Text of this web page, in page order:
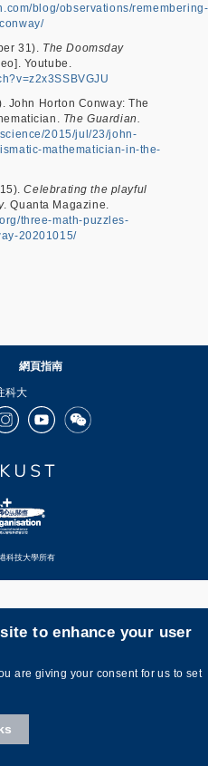
blog/observations/remembering-
31). The Doomsday
Youtube.
John Horton Conway: The
The Guardian.
2015/jul/23/john-
mathematician-in-the-
15).Celebrating the playful
. Quanta Magazine.
three-math-puzzles-
20201015/
網頁指南
科大
YoutubeWechat
科技大學所有
to enhance your user
are giving your consent for us to set